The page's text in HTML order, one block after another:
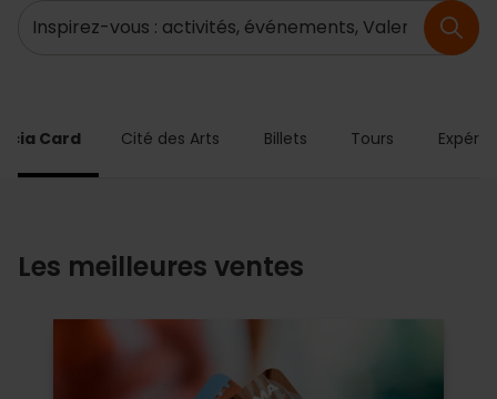
Recherche
Card Cité des Arts Billets Tours
Les meilleures ventes